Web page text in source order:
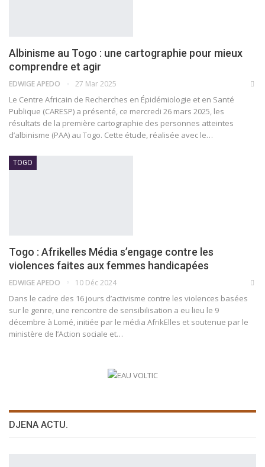
Albinisme au Togo : une cartographie pour mieux
comprendre et agir
EDWIGE APEDO 27 Mar 2025
Le Centre Africain de Recherches en Épidémiologie et en Santé
Publique (CARESP) a présenté, ce mercredi 26 mars 2025, les
résultats de la première cartographie des personnes atteintes
d’albinisme (PAA) au Togo. Cette étude, réalisée avec le…
TOGO
Togo : Afrikelles Média s’engage contre les
violences faites aux femmes handicapées
EDWIGE APEDO 10 Déc 2024
Dans le cadre des 16 jours d’activisme contre les violences basées
sur le genre, une rencontre de sensibilisation a eu lieu le 9
décembre à Lomé, initiée par le média AfrikElles et soutenue par le
ministère de l’Action sociale et…
DJENA ACTU.